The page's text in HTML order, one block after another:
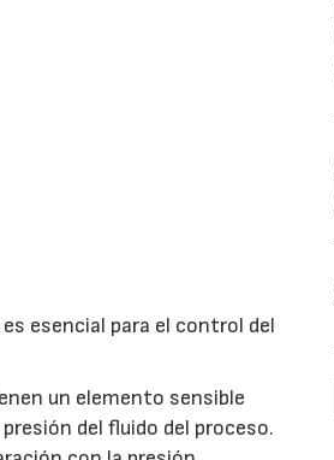
esencial para el control del
un elemento sensible
del fluido del proceso.